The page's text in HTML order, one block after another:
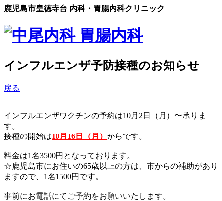
鹿児島市皇徳寺台 内科・胃腸内科クリニック
インフルエンザ予防接種のお知らせ
戻る
インフルエンザワクチンの予約は10月2日（月）〜承りま
す。
接種の開始は10月16日（月） からです。
料金は1名3500円となっております。
☆鹿児島市にお住いの65歳以上の方は、市からの補助があり
ますので、1名1500円です。
事前にお電話にてご予約をお願いいたします。